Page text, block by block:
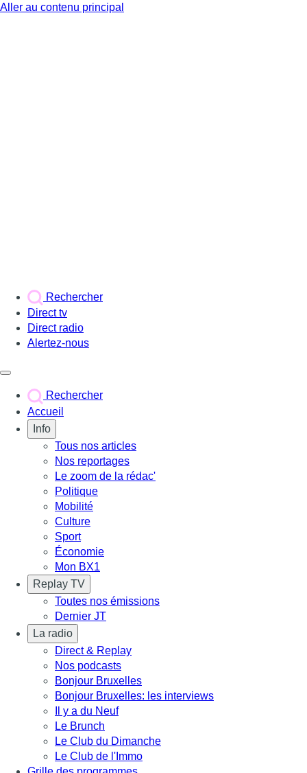
Aller au contenu principal
Rechercher
Direct tv
Direct radio
Alertez-nous
Rechercher
Accueil
Info
Tous nos articles
Nos reportages
Le zoom de la rédac'
Politique
Mobilité
Culture
Sport
Économie
Mon BX1
Replay TV
Toutes nos émissions
Dernier JT
La radio
Direct & Replay
Nos podcasts
Bonjour Bruxelles
Bonjour Bruxelles: les interviews
Il y a du Neuf
Le Brunch
Le Club du Dimanche
Le Club de l'Immo